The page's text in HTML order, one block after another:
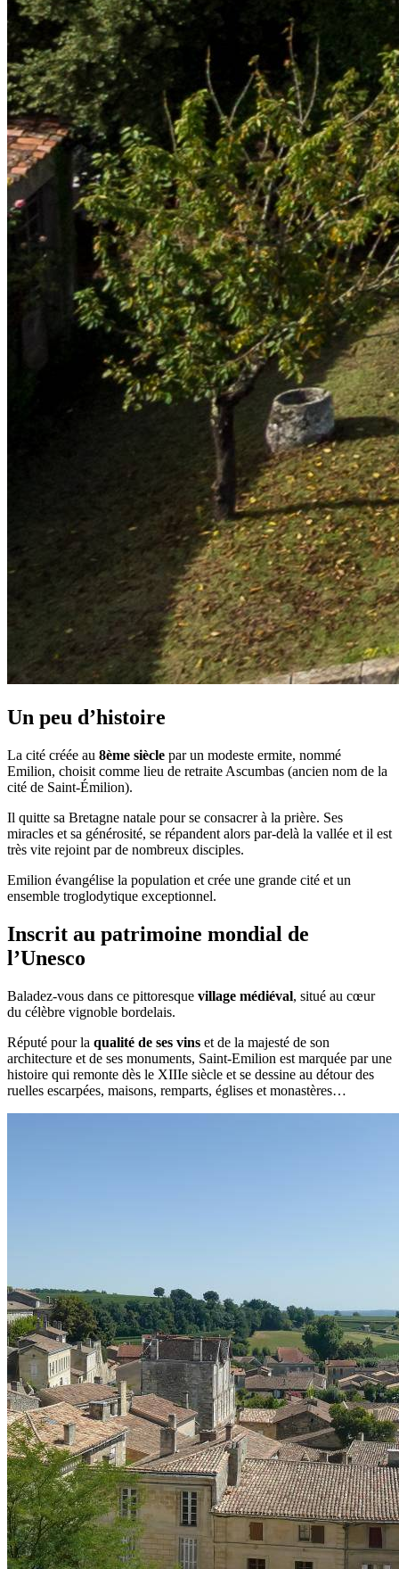
Un peu d’histoire
La cité créée au 8ème siècle par un modeste ermite, nommé
Emilion, choisit comme lieu de retraite Ascumbas (ancien nom de la
cité de Saint-Émilion).
Il quitte sa Bretagne natale pour se consacrer à la prière. Ses
miracles et sa générosité, se répandent alors par-delà la vallée et il est
très vite rejoint par de nombreux disciples.
Emilion évangélise la population et crée une grande cité et un
ensemble troglodytique exceptionnel.
Inscrit au patrimoine mondial de
l’Unesco
Baladez-vous dans ce pittoresque village médiéval, situé au cœur
du célèbre vignoble bordelais.
Réputé pour la qualité de ses vins et de la majesté de son
architecture et de ses monuments, Saint-Emilion est marquée par une
histoire qui remonte dès le XIIIe siècle et se dessine au détour des
ruelles escarpées, maisons, remparts, églises et monastères…